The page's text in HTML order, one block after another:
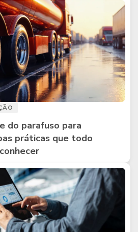
do parafuso para
práticas que todo